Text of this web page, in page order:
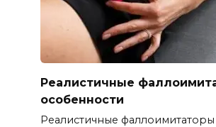
Реалистичные
особенности
Реалистичные фаллоимитаторы